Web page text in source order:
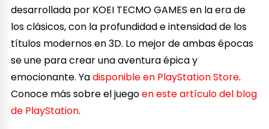
desarrollada por KOEI TECMO GAMES en la era de
los clásicos, con la profundidad e intensidad de los
títulos modernos en 3D. Lo mejor de ambas épocas
se une para crear una aventura épica y
emocionante. Yadisponible en PlayStation Store.
Conoce más sobre el juegoen este artículo del blog
de PlayStation.